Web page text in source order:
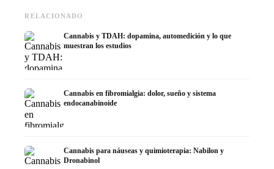
RELACIONADO
Cannabis y TDAH: dopamina, automedición y lo que
muestran los estudios
Cannabis en fibromialgia: dolor, sueño y sistema
endocanabinoide
Cannabis para náuseas y quimioterapia: Nabilon y
Dronabinol